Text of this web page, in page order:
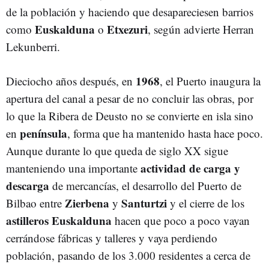
de la población y haciendo que desapareciesen barrios
como Euskalduna o Etxezuri, según advierte Herran
Lekunberri.
Dieciocho años después, en 1968, el Puerto inaugura la
apertura del canal a pesar de no concluir las obras, por
lo que la Ribera de Deusto no se convierte en isla sino
en península, forma que ha mantenido hasta hace poco.
Aunque durante lo que queda de siglo XX sigue
manteniendo una importante actividad decarga y
descarga de mercancías, el desarrollo del Puerto de
Bilbao entre Zierbena y Santurtzi y el cierre de los
astilleros Euskalduna hacen que poco a poco vayan
cerrándose fábricas y talleres y vaya perdiendo
población, pasando de los 3.000 residentes a cerca de